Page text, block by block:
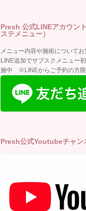
Presh 公式LINEアカウン
ステメニュー）
メニュー内容や施術について
LINE追加でサブスクメニュー
施中 ※LINEからご予約の方
Presh公式Youtubeチャン